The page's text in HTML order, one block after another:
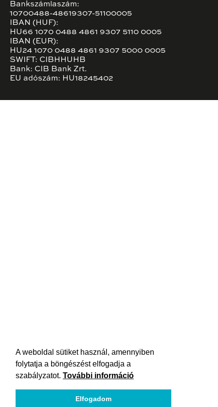
A weboldal sütiket használ, amennyiben
folytatja a böngészést elfogadja a
szabályzatot. További információ
Elfogadom
Bankszámlaszám:
10700488-48619307-51100005
IBAN (HUF):
HU66 1070 0488 4861 9307 5110 0005
IBAN (EUR):
HU24 1070 0488 4861 9307 5000 0005
SWIFT: CIBHHUHB
Bank: CIB Bank Zrt.
EU adószám: HU18245402